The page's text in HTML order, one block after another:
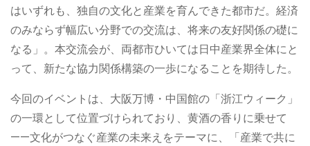
はいずれも、独自の文化と産業を育んできた都市だ。経済
のみならず幅広い分野での交流は、将来の友好関係の礎に
なる」。本交流会が、両都市ひいては日中産業界全体にと
って、新たな協力関係構築の一歩になることを期待した。
今回のイベントは、大阪万博・中国館の「浙江ウィーク」
の一環として位置づけられており、黄酒の香りに乗せて
——文化がつなぐ産業の未来えをテーマに、「産業で共に